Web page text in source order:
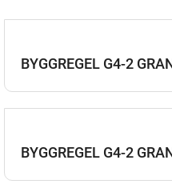
BYGGREGEL G4-2
BYGGREGEL G4-2